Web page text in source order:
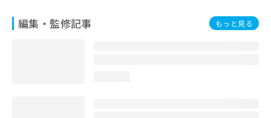
編集・監修記事 もっと見る